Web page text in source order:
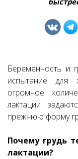
Беременность и
испытание для
огромное
лактации
прежнюю форму
Почему грудь
лактации?